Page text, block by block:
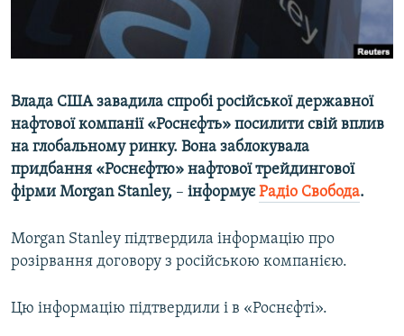
ВІДЕОУРОКИ «ELIFBE»
СВІДЧЕННЯ ОКУПАЦІЇ
ІНФОГРАФІКА
Qırımtatar
ДОЛУЧАЙСЯ!
Усі сайти RFE/RL
Влада США завадила спробі російської державної
нафтової компанії «Роснєфть» посилити свій вплив
на глобальному ринку. Вона заблокувала
придбання «Роснєфтю» нафтової трейдингової
фірми Morgan Stanley, – інформуєРадіо Свобода.
Morgan Stanley підтвердила інформацію про
розірвання договору з російською компанією.
Цю інформацію підтвердили і в «Роснєфті».